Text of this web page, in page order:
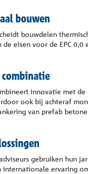
bouwen
bouwdelen
eisen voor de EPC 0,0
innovatie met
ook bij achteraf
van prefab
gebruiken hun
internationale ervaring